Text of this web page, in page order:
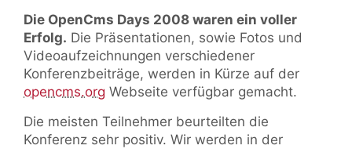
Die OpenCms Days 2008 waren ein voller
Erfolg. Die Präsentationen, sowie Fotos und
Videoaufzeichnungen verschiedener
Konferenzbeiträge, werden in Kürze auf der
opencms.org Webseite verfügbar gemacht.
Die meisten Teilnehmer beurteilten die
Konferenz sehr positiv. Wir werden in der